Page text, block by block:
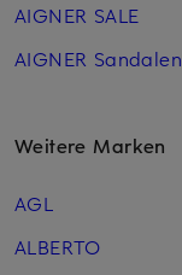
AIGNER SALE
AIGNER Sandalen
Weitere Marken
AGL
ALBERTO